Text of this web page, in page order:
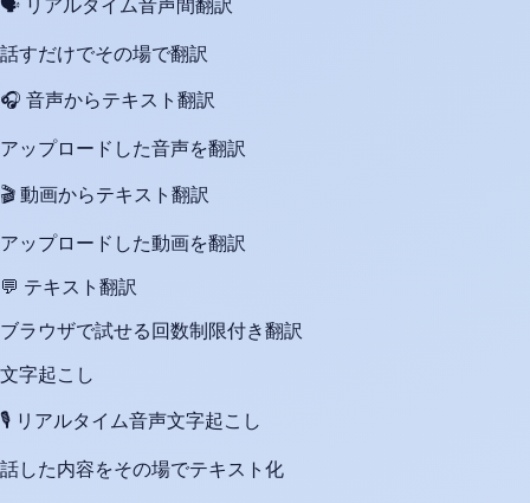
🗣️ リアルタイム音声間翻訳
話すだけでその場で翻訳
🎧 音声からテキスト翻訳
アップロードした音声を翻訳
🎬 動画からテキスト翻訳
アップロードした動画を翻訳
💬 テキスト翻訳
ブラウザで試せる回数制限付き翻訳
文字起こし
🎙️ リアルタイム音声文字起こし
話した内容をその場でテキスト化